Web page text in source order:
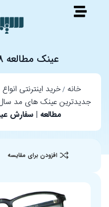
عینک مطالعه AirLite MOD118
خانه خرید اینترنتی
جدیدترین عینک های مد سال
مطالعه | سفارش
افزودن برای مقایسه